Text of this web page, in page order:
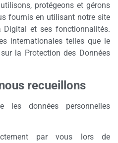
protégeons et gérons
fournis en utilisant notre site
Digital et ses fonctionnalités.
internationales telles que le
la Protection des Données
recueillons
les données personnelles
par vous lors de